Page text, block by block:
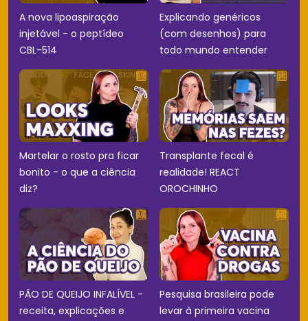
A nova lipoaspiração
injetável - o peptídeo
CBL-514
Explicando genéricos
(com desenhos) para
todo mundo entender
Martelar o rosto pra ficar
bonito - o que a ciência
diz?
Transplante fecal é
realidade! REACT
OROCHINHO
PÃO DE QUEIJO INFALÍVEL -
receita, explicações e
Pesquisa brasileira pode
levar à primeira vacina